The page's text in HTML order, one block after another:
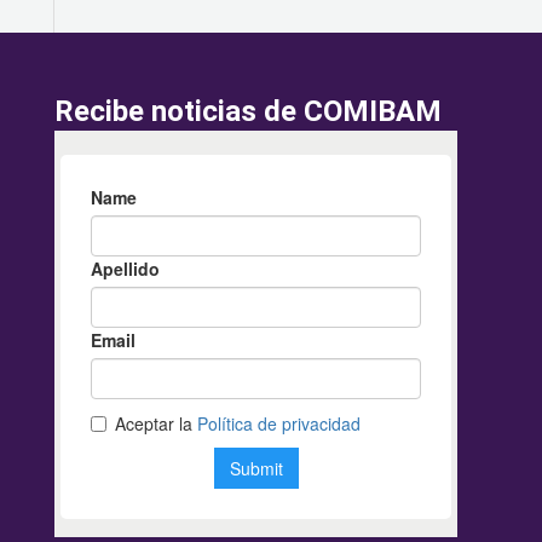
Recibe noticias de COMIBAM